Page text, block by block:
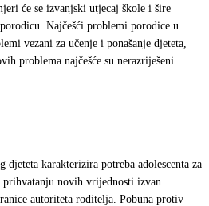
će se izvanjski utjecaj škole i šire
Najčešći problemi porodice u
vezani za učenje i ponašanje djeteta,
problema najčešće su nerazriješeni
djeteta karakterizira potreba adolescenta za
prihvatanju novih vrijednosti izvan
autoriteta roditelja. Pobuna protiv